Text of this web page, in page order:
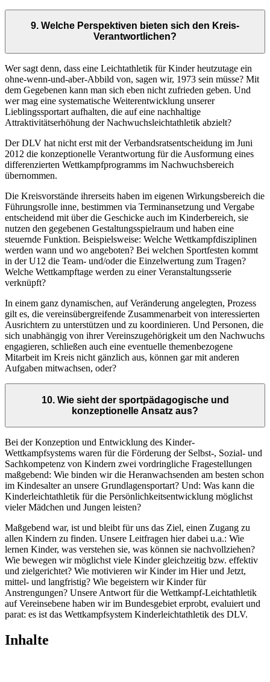
9. Welche Perspektiven bieten sich den Kreis-
Verantwortlichen?
Wer sagt denn, dass eine Leichtathletik für Kinder heutzutage ein
ohne-wenn-und-aber-Abbild von, sagen wir, 1973 sein müsse? Mit
dem Gegebenen kann man sich eben nicht zufrieden geben. Und
wer mag eine systematische Weiterentwicklung unserer
Lieblingssportart aufhalten, die auf eine nachhaltige
Attraktivitätserhöhung der Nachwuchsleichtathletik abzielt?
Der DLV hat nicht erst mit der Verbandsratsentscheidung im Juni
2012 die konzeptionelle Verantwortung für die Ausformung eines
differenzierten Wettkampfprogramms im Nachwuchsbereich
übernommen.
Die Kreisvorstände ihrerseits haben im eigenen Wirkungsbereich die
Führungsrolle inne, bestimmen via Terminansetzung und Vergabe
entscheidend mit über die Geschicke auch im Kinderbereich, sie
nutzen den gegebenen Gestaltungsspielraum und haben eine
steuernde Funktion. Beispielsweise: Welche Wettkampfdisziplinen
werden wann und wo angeboten? Bei welchen Sportfesten kommt
in der U12 die Team- und/oder die Einzelwertung zum Tragen?
Welche Wettkampftage werden zu einer Veranstaltungsserie
verknüpft?
In einem ganz dynamischen, auf Veränderung angelegten, Prozess
gilt es, die vereinsübergreifende Zusammenarbeit von interessierten
Ausrichtern zu unterstützen und zu koordinieren. Und Personen, die
sich unabhängig von ihrer Vereinszugehörigkeit um den Nachwuchs
engagieren, schließen auch eine eventuelle themenbezogene
Mitarbeit im Kreis nicht gänzlich aus, können gar mit anderen
Aufgaben mitwachsen, oder?
10. Wie sieht der sportpädagogische und
konzeptionelle Ansatz aus?
Bei der Konzeption und Entwicklung des Kinder-
Wettkampfsystems waren für die Förderung der Selbst-, Sozial- und
Sachkompetenz von Kindern zwei vordringliche Fragestellungen
maßgebend: Wie binden wir die Heranwachsenden am besten schon
im Kindesalter an unsere Grundlagensportart? Und: Was kann die
Kinderleichtathletik für die Persönlichkeitsentwicklung möglichst
vieler Mädchen und Jungen leisten?
Maßgebend war, ist und bleibt für uns das Ziel, einen Zugang zu
allen Kindern zu finden. Unsere Leitfragen hier dabei u.a.: Wie
lernen Kinder, was verstehen sie, was können sie nachvollziehen?
Wie bewegen wir möglichst viele Kinder gleichzeitig bzw. effektiv
und zielgerichtet? Wie motivieren wir Kinder im Hier und Jetzt,
mittel- und langfristig? Wie begeistern wir Kinder für
Anstrengungen? Unsere Antwort für die Wettkampf-Leichtathletik
auf Vereinsebene haben wir im Bundesgebiet erprobt, evaluiert und
parat: es ist das Wettkampfsystem Kinderleichtathletik des DLV.
Inhalte